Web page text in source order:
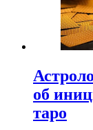
об
таро